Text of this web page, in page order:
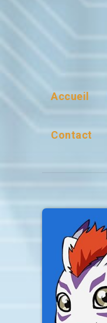
Accueil
Contact